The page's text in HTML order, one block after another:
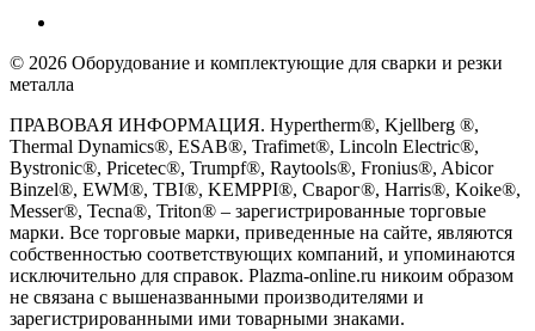
© 2026 Оборудование и комплектующие для сварки и резки
металла
ПРАВОВАЯ ИНФОРМАЦИЯ. Hypertherm®, Kjellberg ®,
Thermal Dynamics®, ESAB®, Trafimet®, Lincoln Electric®,
Bystronic®, Pricetec®, Trumpf®, Raytools®, Fronius®, Abicor
Binzel®, EWM®, TBI®, KEMPPI®, Сварог®, Harris®, Koike®,
Messer®, Tecna®, Triton® – зарегистрированные торговые
марки. Все торговые марки, приведенные на сайте, являются
собственностью соответствующих компаний, и упоминаются
исключительно для справок. Plazma-online.ru никоим образом
не связана с вышеназванными производителями и
зарегистрированными ими товарными знаками.